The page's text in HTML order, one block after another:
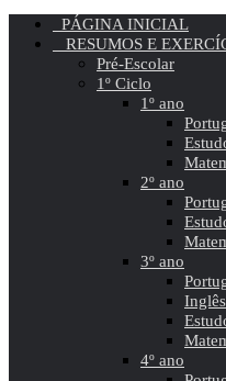
PÁGINA INICIAL
RESUMOS E
Pré-Escolar
1º Ciclo
1º ano
2º ano
3º ano
Inglês
4º ano